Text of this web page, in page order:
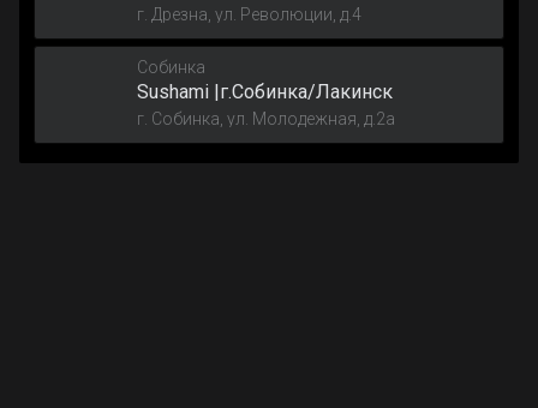
г. Дрезна, ул. Революции, д.4
Собинка
Sushami |г.Собинка/Лакинск
г. Собинка, ул. Молодежная, д.2а